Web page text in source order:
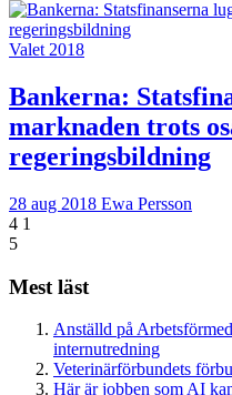
Valet 2018
Bankerna:
marknaden trots
regeringsbildning
28 aug 2018 Ewa Persson
4 1
5
Mest läst
Anställd på
internutredning
Veterinärförbundets
Här är jobben som AI